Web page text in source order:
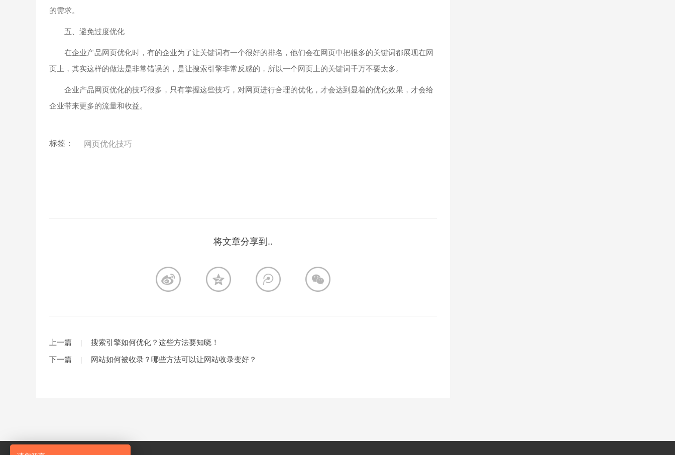
的需求。
五、避免过度优化
在企业产品网页优化时，有的企业为了让关键词有一个很好的排名，他们会在网页中把很多的关键词都展现在网
页上，其实这样的做法是非常错误的，是让搜索引擎非常反感的，所以一个网页上的关键词千万不要太多。
企业产品网页优化的技巧很多，只有掌握这些技巧，对网页进行合理的优化，才会达到显着的优化效果，才会给
企业带来更多的流量和收益。
标签： 网页优化技巧
将文章分享到..
上一篇
搜索引擎如何优化？这些方法要知晓！
下一篇
网站如何被收录？哪些方法可以让网站收录变好？